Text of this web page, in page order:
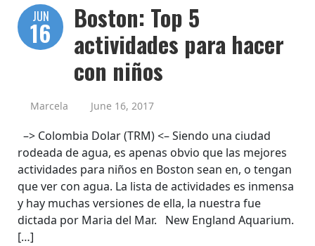
JUN
16
Boston: Top 5
actividades para hacer
con niños
Marcela June 16, 2017
–> Colombia Dolar (TRM) <– Siendo una ciudad
rodeada de agua, es apenas obvio que las mejores
actividades para niños en Boston sean en, o tengan
que ver con agua. La lista de actividades es inmensa
y hay muchas versiones de ella, la nuestra fue
dictada por Maria del Mar. New England Aquarium.
[…]